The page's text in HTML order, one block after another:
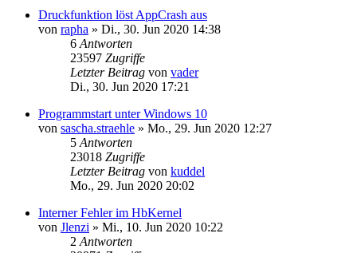
Druckfunktion löst AppCrash aus
von rapha » Di., 30. Jun 2020 14:38
6 Antworten
23597 Zugriffe
Letzter Beitrag von vader
Di., 30. Jun 2020 17:21
Programmstart unter Windows 10
von sascha.straehle » Mo., 29. Jun 2020 12:27
5 Antworten
23018 Zugriffe
Letzter Beitrag von kuddel
Mo., 29. Jun 2020 20:02
Interner Fehler im HbKernel
von Jlenzi » Mi., 10. Jun 2020 10:22
2 Antworten